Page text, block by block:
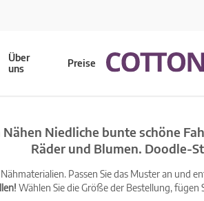
Über
uns
Preise
Nähen Niedliche bunte schöne
Räder und Blumen. Doodle-
Passen Sie das Muster an und
Wählen Sie die Größe der Bestellung,